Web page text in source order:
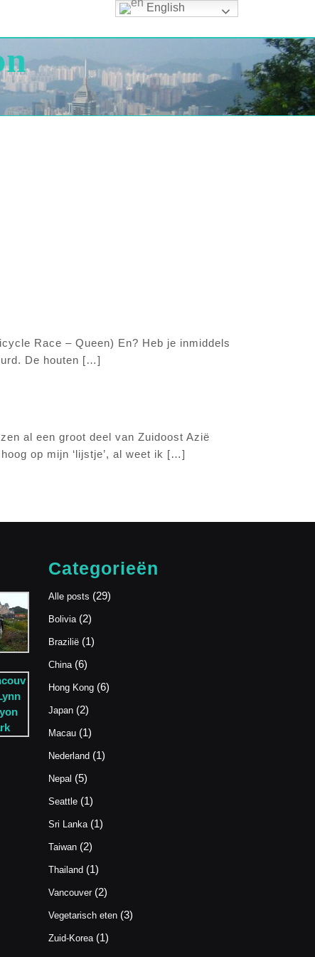
Race – Queen) En? Heb je inmiddels
De houten […]
al een groot deel van Zuidoost Azië
op mijn ‘lijstje’, al weet ik […]
Categorieën
Alle posts (29)
Bolivia (2)
Brazilië (1)
China (6)
Hong Kong (6)
Japan (2)
Macau (1)
Nederland (1)
Nepal (5)
Seattle (1)
Sri Lanka (1)
Taiwan (2)
Thailand (1)
Vancouver(2)
Vegetarisch eten (3)
Zuid-Korea (1)
English